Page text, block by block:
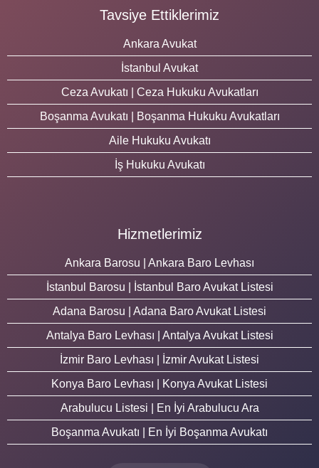
Tavsiye Ettiklerimiz
Ankara Avukat
İstanbul Avukat
Ceza Avukatı | Ceza Hukuku Avukatları
Boşanma Avukatı | Boşanma Hukuku Avukatları
Aile Hukuku Avukatı
İş Hukuku Avukatı
Hizmetlerimiz
Ankara Barosu | Ankara Baro Levhası
İstanbul Barosu | İstanbul Baro Avukat Listesi
Adana Barosu | Adana Baro Avukat Listesi
Antalya Baro Levhası | Antalya Avukat Listesi
İzmir Baro Levhası | İzmir Avukat Listesi
Konya Baro Levhası | Konya Avukat Listesi
Arabulucu Listesi | En İyi Arabulucu Ara
Boşanma Avukatı | En İyi Boşanma Avukatı